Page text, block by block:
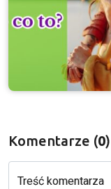
Komentarze (0)
Treść komentarza